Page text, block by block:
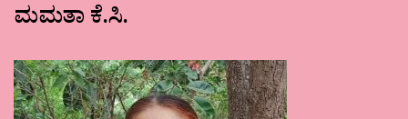
ಮಮತಾ ಕೆ.ಸಿ.